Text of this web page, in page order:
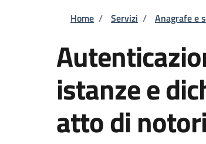
Briciole di
Home / Servizi / Anagrafe e
istanze e
atto di